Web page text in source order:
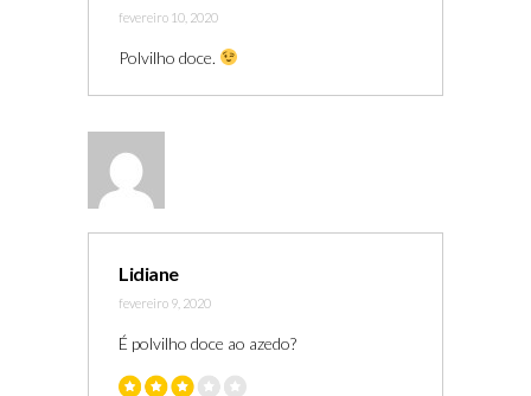
fevereiro 10, 2020
Polvilho doce.
Lidiane
fevereiro 9, 2020
É polvilho doce ao azedo?